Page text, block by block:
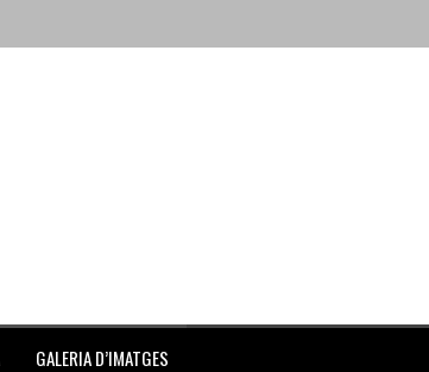
GALERIA D’IMATGES